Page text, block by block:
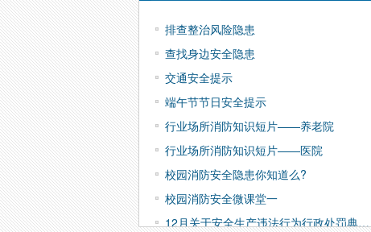
排查整治风险隐患
查找身边安全隐患
交通安全提示
端午节节日安全提示
行业场所消防知识短片——养老院
行业场所消防知识短片——医院
校园消防安全隐患你知道么?
校园消防安全微课堂一
12月关于安全生产违法行为行政处罚典…